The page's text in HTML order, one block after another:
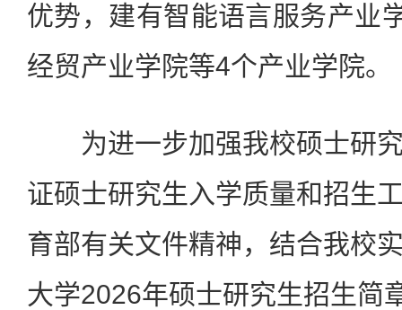
优势，建有智能语言服务产业
经贸产业学院等4个产业学院。
为进一步加强我校硕士研究
证硕士研究生入学质量和招生
育部有关文件精神，结合我校
大学2026年硕士研究生招生简